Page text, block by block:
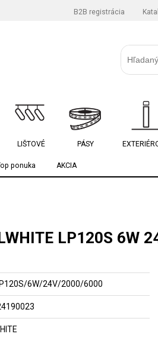
B2B registrácia
LIŠTOVÉ PÁSY
ponuka AKCIA
LP120S 6W
6W/24V/2000/6000